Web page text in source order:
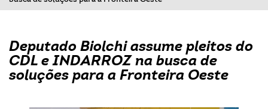
Deputado Biolchi assume pleitos do
CDL e INDARROZ na busca de
soluções para a Fronteira Oeste